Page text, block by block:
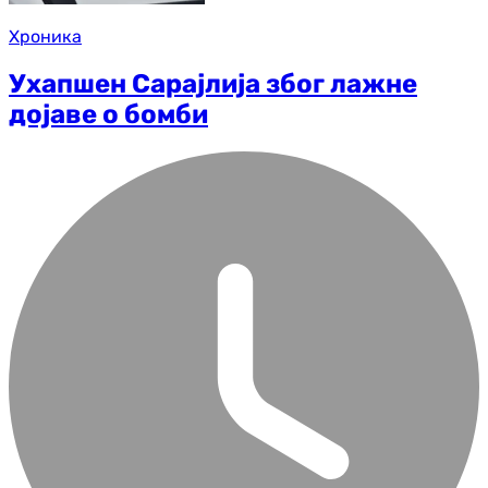
Хроника
Ухапшен Сарајлија због лажне
дојаве о бомби